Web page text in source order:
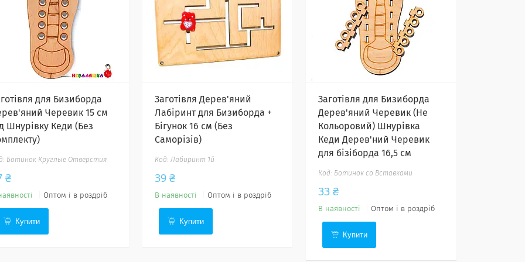
для Бизиборда
Черевик 15 см
Шнурівку Кеди (Без
Ботинок Круглые Отверстия
₴
Оптом і в роздріб
Купити
Заготівля Дерев'яний
Лабіринт для Бизиборда +
Бігунок 16 см (Без
Саморізів)
Лабиринт 1й
39 ₴
В наявності Оптом і в роздріб
Купити
Заготівля для Бизиборда
Дерев'яний Черевик (Не
Кольоровий) Шнурівка
Кеди Дерев'ний Черевик
для бізіборда 16,5 см
Ботинок со Вставками
33 ₴
В наявності Оптом і в роздріб
Купити